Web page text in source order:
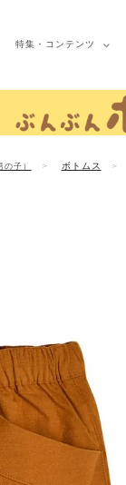
特集・ コンテンツ
の子） ボトムス